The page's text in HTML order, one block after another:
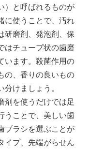
）と呼ばれるものが
に使うことで、汚れ
研磨剤、発泡剤、保
はチューブ状の歯磨
います。殺菌作用の
の、香りの良いもの
けましょう。
を使うだけでは足
うことで、美しい歯
ブラシを選ぶことが
イプ、先端がらせん